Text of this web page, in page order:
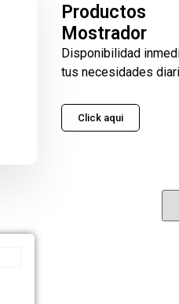
Productos
Mostrador
Disponibilidad
tus necesidades
Click aqui